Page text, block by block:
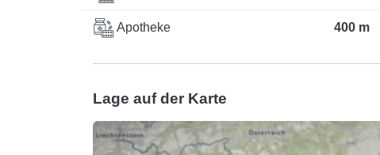
Apotheke 400 m
Lage auf der Karte